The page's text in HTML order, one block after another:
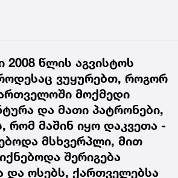
2008 წლის აგვისტოს
ვუყურებთ, როგორ
მოქმედი
და მათი პატრონები,
რომ მაშინ იყო დაკვეთა -
მსხვერპლი, მით
შერიგება
და ოსებს, ქართველებსა